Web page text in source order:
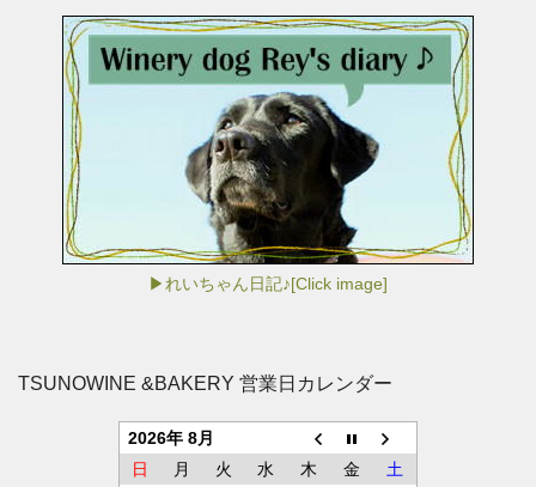
▶れいちゃん日記♪[Click image]
TSUNOWINE &BAKERY 営業日カレンダー
2026年 8月
日
月 火 水 木 金
土